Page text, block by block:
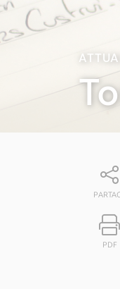
PDF